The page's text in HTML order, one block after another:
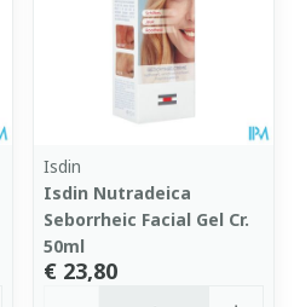
Isdin
Isdin Nutradeica
Seborrheic Facial Gel Cr.
50ml
€ 23,80